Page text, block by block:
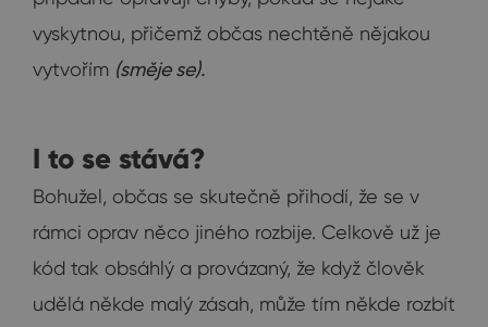
vyskytnou, přičemž občas nechtěně nějakou
vytvořím (směje se).
I to se stává?
Bohužel, občas se skutečně přihodí, že se v
rámci oprav něco jiného rozbije. Celkově už je
kód tak obsáhlý a provázaný, že když člověk
udělá někde malý zásah, může tím někde rozbít